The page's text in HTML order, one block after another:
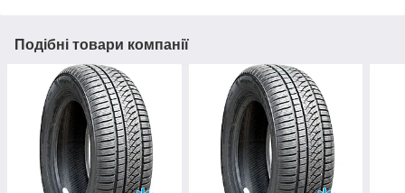
Подібні товари компанії